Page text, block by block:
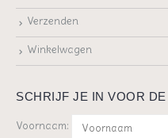
Verzenden
Winkelwagen
SCHRIJF JE IN VOOR
Voornaam: